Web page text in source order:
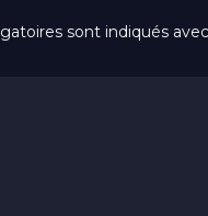
sont indiqués avec